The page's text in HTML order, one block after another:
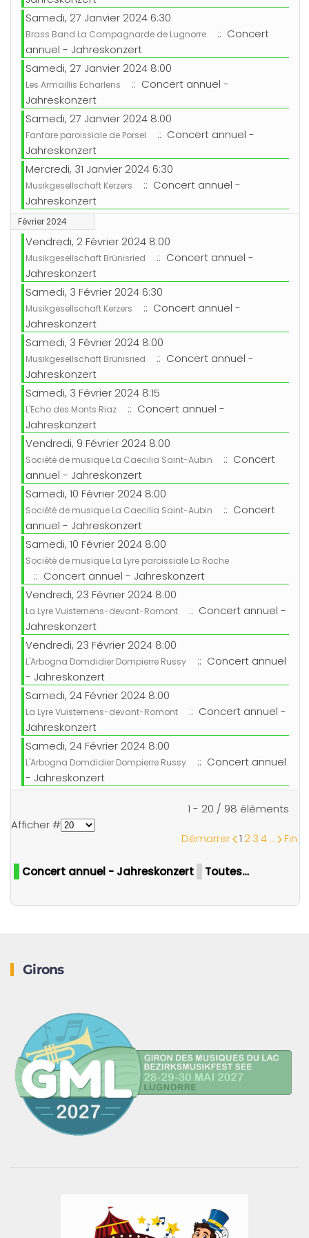
Samedi, 27 Janvier 2024 6:30
Brass Band La Campagnarde de Lugnorre
:: Concert
annuel - Jahreskonzert
Samedi, 27 Janvier 2024 8:00
Les Armaillis Echarlens
:: Concert annuel -
Jahreskonzert
Samedi, 27 Janvier 2024 8:00
Fanfare paroissiale de Porsel
:: Concert annuel -
Jahreskonzert
Mercredi, 31 Janvier 2024 6:30
Musikgesellschaft Kerzers
:: Concert annuel -
Jahreskonzert
Février 2024
Vendredi, 2 Février 2024 8:00
Musikgesellschaft Brünisried
:: Concert annuel -
Jahreskonzert
Samedi, 3 Février 2024 6:30
Musikgesellschaft Kerzers
:: Concert annuel -
Jahreskonzert
Samedi, 3 Février 2024 8:00
Musikgesellschaft Brünisried
:: Concert annuel -
Jahreskonzert
Samedi, 3 Février 2024 8:15
L'Echo des Monts Riaz
:: Concert annuel -
Jahreskonzert
Vendredi, 9 Février 2024 8:00
Société de musique La Caecilia Saint-Aubin
:: Concert
annuel - Jahreskonzert
Samedi, 10 Février 2024 8:00
Société de musique La Caecilia Saint-Aubin
:: Concert
annuel - Jahreskonzert
Samedi, 10 Février 2024 8:00
Société de musique La Lyre paroissiale La Roche
:: Concert annuel - Jahreskonzert
Vendredi, 23 Février 2024 8:00
La Lyre Vuisternens-devant-Romont
:: Concert annuel -
Jahreskonzert
Vendredi, 23 Février 2024 8:00
L'Arbogna Domdidier Dompierre Russy
:: Concert annuel
- Jahreskonzert
Samedi, 24 Février 2024 8:00
La Lyre Vuisternens-devant-Romont
:: Concert annuel -
Jahreskonzert
Samedi, 24 Février 2024 8:00
L'Arbogna Domdidier Dompierre Russy
:: Concert annuel
- Jahreskonzert
Limite de la pagination
1 - 20 / 98 éléments
Afficher #
Démarrer
1 234... Fin
Concert annuel - Jahreskonzert Toutes…
Girons